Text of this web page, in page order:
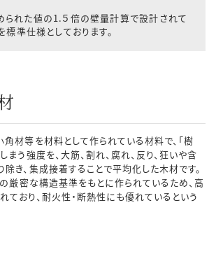
られた値の1.５倍の壁量計算で設計されて
標準仕様としております。
材等を材料として作られている材料で、「樹
まう強度を、大筋、割れ、腐れ、反り、狂いや含
き、集成接着することで平均化した木材です。
厳密な構造基準をもとに作られているため、高
ており、耐火性・断熱性にも優れているという